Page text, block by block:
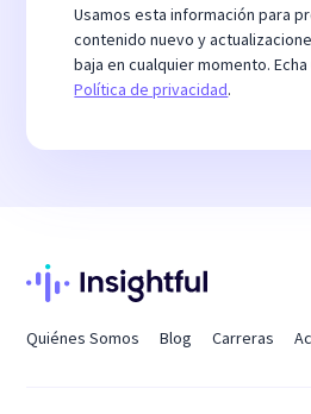
Usamos esta información para
contenido nuevo y
baja en cualquier momento.
Política de privacidad.
Quiénes Somos Blog Carreras